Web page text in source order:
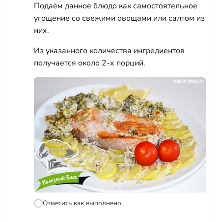
Подаём данное блюдо как самостоятельное
угощение со свежими овощами или салтом из
них.
Из указанного количества ингредиентов
получается около 2-х порций.
Отметить как выполнено